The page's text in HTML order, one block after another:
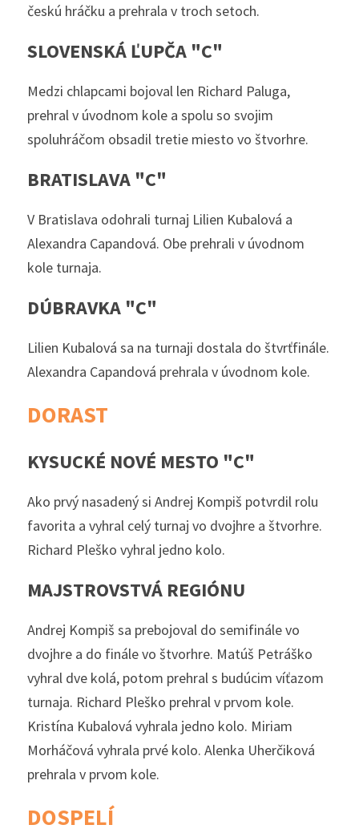
českú hráčku a prehrala v troch setoch.
SLOVENSKÁ ĽUPČA "C"
Medzi chlapcami bojoval len Richard Paluga,
prehral v úvodnom kole a spolu so svojim
spoluhráčom obsadil tretie miesto vo štvorhre.
BRATISLAVA "C"
V Bratislava odohrali turnaj Lilien Kubalová a
Alexandra Capandová. Obe prehrali v úvodnom
kole turnaja.
DÚBRAVKA "C"
Lilien Kubalová sa na turnaji dostala do štvrťfinále.
Alexandra Capandová prehrala v úvodnom kole.
DORAST
KYSUCKÉ NOVÉ MESTO "C"
Ako prvý nasadený si Andrej Kompiš potvrdil rolu
favorita a vyhral celý turnaj vo dvojhre a štvorhre.
Richard Pleško vyhral jedno kolo.
MAJSTROVSTVÁ REGIÓNU
Andrej Kompiš sa prebojoval do semifinále vo
dvojhre a do finále vo štvorhre. Matúš Petráško
vyhral dve kolá, potom prehral s budúcim víťazom
turnaja. Richard Pleško prehral v prvom kole.
Kristína Kubalová vyhrala jedno kolo. Miriam
Morháčová vyhrala prvé kolo. Alenka Uherčiková
prehrala v prvom kole.
DOSPELÍ